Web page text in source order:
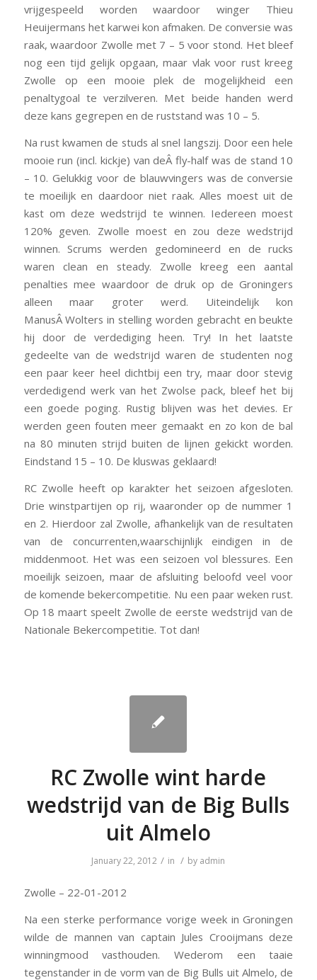
vrijgespeeld worden waardoor winger Thieu
Heuijermans het karwei kon afmaken. De conversie was
raak, waardoor Zwolle met 7 – 5 voor stond. Het bleef
nog een tijd gelijk opgaan, maar vlak voor rust kreeg
Zwolle op een mooie plek de mogelijkheid een
penaltygoal te verzilveren. Met beide handen werd
deze kans gegrepen en de ruststand was 10 – 5.
Na rust kwamen de studs al snel langszij. Door een hele
mooie run (incl. kickje) van deÂ fly-half was de stand 10
– 10. Gelukkig voor de blauwvingers was de conversie
te moeilijk en daardoor niet raak. Alles moest uit de
kast om deze wedstrijd te winnen. Iedereen moest
120% geven. Zwolle moest en zou deze wedstrijd
winnen. Scrums werden gedomineerd en de rucks
waren clean en steady. Zwolle kreeg een aantal
penalties mee waardoor de druk op de Groningers
alleen maar groter werd. Uiteindelijk kon
ManusÂ Wolters in stelling worden gebracht en beukte
hij door de verdediging heen. Try! In het laatste
gedeelte van de wedstrijd waren de studenten nog
een paar keer heel dichtbij een try, maar door stevig
verdedigend werk van het Zwolse pack, bleef het bij
een goede poging. Rustig blijven was het devies. Er
werden geen fouten meer gemaakt en zo kon de bal
na 80 minuten strijd buiten de lijnen gekickt worden.
Eindstand 15 – 10. De kluswas geklaard!
RC Zwolle heeft op karakter het seizoen afgesloten.
Drie winstpartijen op rij, waaronder op de nummer 1
en 2. Hierdoor zal Zwolle, afhankelijk van de resultaten
van de concurrenten,waarschijnlijk eindigen in de
middenmoot. Het was een seizoen vol blessures. Een
moeilijk seizoen, maar de afsluiting beloofd veel voor
de komende bekercompetitie. Nu een paar weken rust.
Op 18 maart speelt Zwolle de eerste wedstrijd van de
Nationale Bekercompetitie. Tot dan!
RC Zwolle wint harde
wedstrijd van de Big Bulls
uit Almelo
January 22, 2012 / in / by admin
Zwolle – 22-01-2012
Na een sterke performance vorige week in Groningen
wilde de mannen van captain Jules Crooijmans deze
winningmood vasthouden. Wederom een taaie
tegenstander in de vorm van de Big Bulls uit Almelo, de